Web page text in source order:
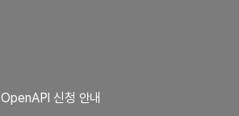
OpenAPI 신청 안내